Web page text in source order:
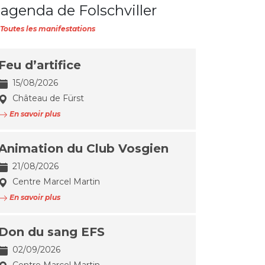
de Folschviller
les manifestations
d’artifice
15/08/2026
Château de Fürst
En savoir plus
du Club Vosgien
21/08/2026
Centre Marcel Martin
En savoir plus
du sang EFS
02/09/2026